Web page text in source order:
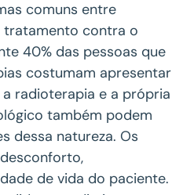
comuns entre
tratamento contra o
40% das pessoas que
costumam apresentar
radioterapia e a própria
também podem
dessa natureza. Os
de vida do paciente.